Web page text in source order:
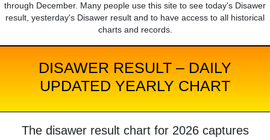
through December. Many people use this site to see today's Disawer
result, yesterday's Disawer result and to have access to all historical
charts and records.
DISAWER RESULT – DAILY
UPDATED YEARLY CHART
The disawer result chart for 2026 captures